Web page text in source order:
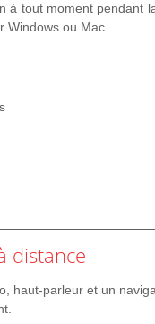
pour l’activité
et livrables
à tout moment pendant
Windows ou Mac.
distance
haut-parleur et un